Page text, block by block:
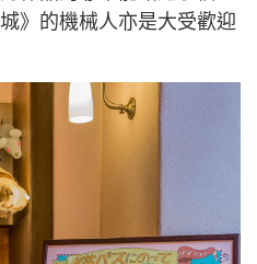
》的機械人亦是大受歡迎